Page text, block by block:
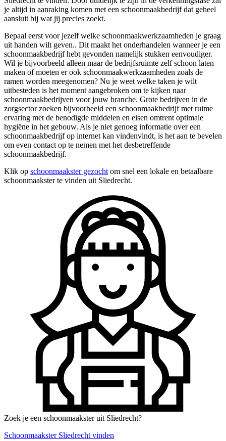
je altijd in aanraking komen met een schoonmaakbedrijf dat geheel
aansluit bij wat jij precies zoekt.
Bepaal eerst voor jezelf welke schoonmaakwerkzaamheden je graag
uit handen wilt geven.. Dit maakt het onderhandelen wanneer je een
schoonmaakbedrijf hebt gevonden namelijk stukken eenvoudiger.
Wil je bijvoorbeeld alleen maar de bedrijfsruimte zelf schoon laten
maken of moeten er ook schoonmaakwerkzaamheden zoals de
ramen worden meegenomen? Nu je weet welke taken je wilt
uitbesteden is het moment aangebroken om te kijken naar
schoonmaakbedrijven voor jouw branche. Grote bedrijven in de
zorgsector zoeken bijvoorbeeld een schoonmaakbedrijf met ruime
ervaring met de benodigde middelen en eisen omtrent optimale
hygiëne in het gebouw. Als je niet genoeg informatie over een
schoonmaakbedrijf op internet kan vindenvindt, is het aan te bevelen
om even contact op te nemen met het desbetreffende
schoonmaakbedrijf.
Klik op schoonmaakster gezocht om snel een lokale en betaalbare
schoonmaakster te vinden uit Sliedrecht.
Zoek je een schoonmaakster uit Sliedrecht?
Schoonmaakster Sliedrecht vinden